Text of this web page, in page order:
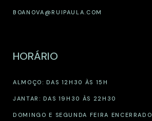
BOANOVA@RUIPAULA.COM
HORÁRIO
ALMOÇO: DAS 12H30 ÀS 15H
JANTAR: DAS 19H30 ÀS 22H30
DOMINGO E SEGUNDA FEIRA ENCERRADO